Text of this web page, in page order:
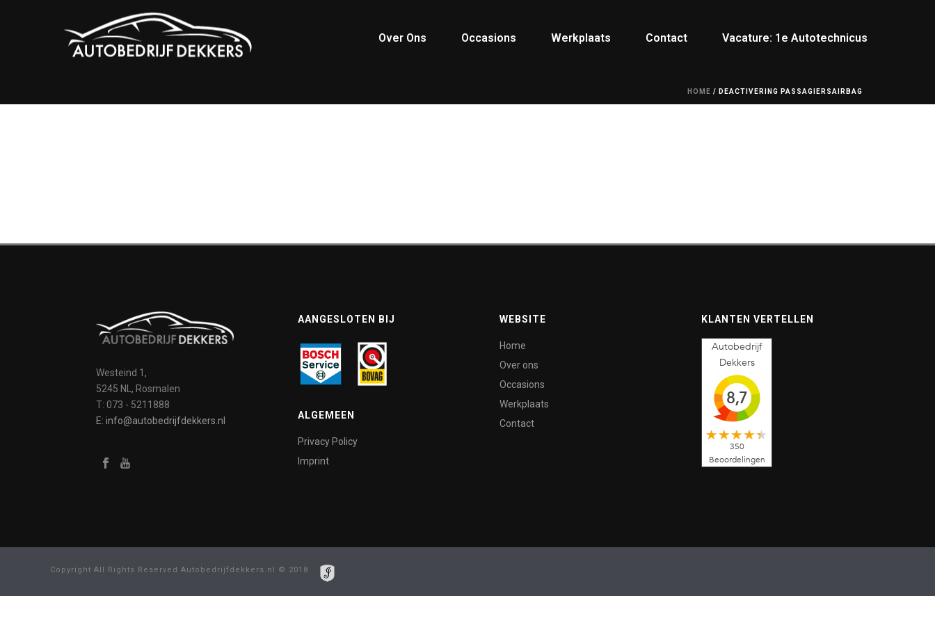
Over Ons Occasions Werkplaats Contact Vacature: 1e Autotechnicus
HOME / DEACTIVERING PASSAGIERSAIRBAG
Westeind 1,
5245 NL, Rosmalen
T: 073 - 5211888
E: info@autobedrijfdekkers.nl
AANGESLOTEN BIJ
ALGEMEEN
Privacy Policy
Imprint
WEBSITE
Home
Over ons
Occasions
Werkplaats
Contact
KLANTEN VERTELLEN
Autobedrijf
Dekkers
8,7
350
Beoordelingen
Copyright All Rights Reserved Autobedrijfdekkers.nl © 2018